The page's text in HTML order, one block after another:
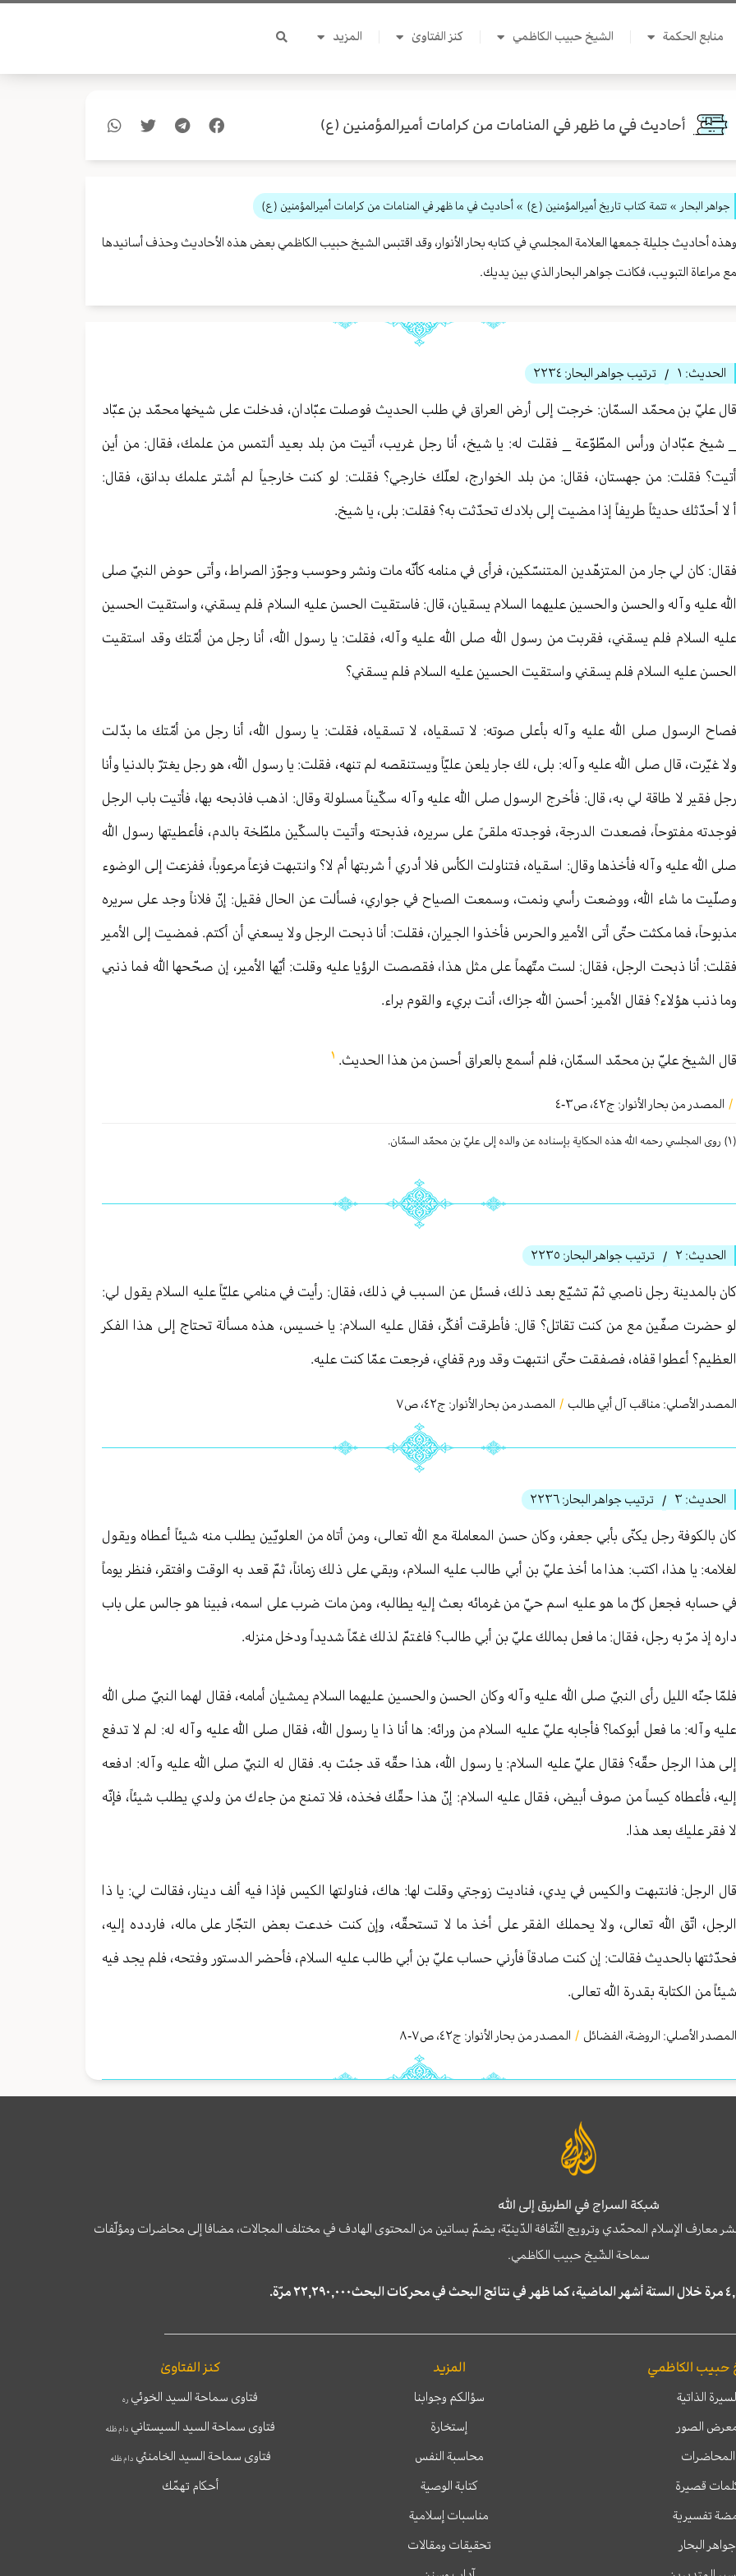
منابع الحكمة الشيخ حبيب الكاظمي كنز الفتاوىٰ المزيد
أحاديث في ما ظهر في المنامات من كرامات أميرالمؤمنين (ع)
جواهر البحار » تتمة كتاب تاريخ أميرالمؤمنين (ع) » أحاديث في ما ظهر في المنامات من كرامات أميرالمؤمنين (ع)
وهذه أحاديث جليلة جمعها العلامة المجلسي في كتابه بحار الأنوار، وقد اقتبس الشيخ حبيب الكاظمي بعض هذه الأحاديث وحذف أسانيدها
مع مراعاة التبويب، فكانت جواهر البحار الذي بين يديك.
الحديث: ١ / ترتيب جواهر البحار: ٢٢٣٤
قال عليّ بن محمّد السمّان: خرجت إلى أرض العراق في طلب الحديث فوصلت عبّادان، فدخلت على شيخها محمّد بن عبّاد
_ شيخ عبّادان ورأس المطّوّعة _ فقلت له: يا شيخ، أنا رجل غريب، أتيت من بلد بعيد ألتمس من علمك، فقال: من أين
أتيت؟ فقلت: من جهستان، فقال: من بلد الخوارج، لعلّك خارجي؟ فقلت: لو كنت خارجياً لم أشتر علمك بدانق، فقال:
أ لا أحدّثك حديثاً طريفاً إذا مضيت إلى بلادك تحدّثت به؟ فقلت: بلى، يا شيخ.
فقال: كان لي جار من المتزهّدين المتنسّكين، فرأى في منامه كأنّه مات ونشر وحوسب وجوّز الصراط، وأتى حوض النبيّ صلى
الله عليه وآله والحسن والحسين عليهما السلام يسقيان، قال: فاستقيت الحسن عليه السلام فلم يسقني، واستقيت الحسين
عليه السلام فلم يسقني، فقربت من رسول الله صلى الله عليه وآله، فقلت: يا رسول الله، أنا رجل من أمّتك وقد استقيت
الحسن عليه السلام فلم يسقني واستقيت الحسين عليه السلام فلم يسقني؟
فصاح الرسول صلى الله عليه وآله بأعلى صوته: لا تسقياه، لا تسقياه، فقلت: يا رسول الله، أنا رجل من أمّتك ما بدّلت
ولا غيّرت، قال صلى الله عليه وآله: بلى، لك جار يلعن عليّاً ويستنقصه لم تنهه، فقلت: يا رسول الله، هو رجل يغترّ بالدنيا وأنا
رجل فقير لا طاقة لي به، قال: فأخرج الرسول صلى الله عليه وآله سكّيناً مسلولة وقال: اذهب فاذبحه بها، فأتيت باب الرجل
فوجدته مفتوحاً، فصعدت الدرجة، فوجدته ملقىً على سريره، فذبحته وأتيت بالسكّين ملطّخة بالدم، فأعطيتها رسول الله
صلى الله عليه وآله فأخذها وقال: اسقياه، فتناولت الكأس فلا أدري أ شربتها أم لا؟ وانتبهت فزعاً مرعوباً، ففزعت إلى الوضوء
وصلّيت ما شاء الله، ووضعت رأسي ونمت، وسمعت الصياح في جواري، فسألت عن الحال فقيل: إنّ فلاناً وجد على سريره
مذبوحاً، فما مكثت حتّى أتى الأمير والحرس فأخذوا الجيران، فقلت: أنا ذبحت الرجل ولا يسعني أن أكتم. فمضيت إلى الأمير
فقلت: أنا ذبحت الرجل، فقال: لست متّهماً على مثل هذا، فقصصت الرؤيا عليه وقلت: أيّها الأمير، إن صحّحها الله فما ذنبي
وما ذنب هؤلاء؟ فقال الأمير: أحسن الله جزاك، أنت بريء والقوم براء.
قال الشيخ عليّ بن محمّد السمّان، فلم أسمع بالعراق أحسن من هذا الحديث.
/ المصدر من بحار الأنوار: ج٤٢، ص٣-٤
(١) روی المجلسي رحمه الله هذه الحكایة بإسناده عن والده إلی عليّ بن محمّد السمّان.
الحديث: ٢ / ترتيب جواهر البحار: ٢٢٣٥
كان بالمدينة رجل ناصبي ثمّ تشيّع بعد ذلك، فسئل عن السبب في ذلك، فقال: رأيت في منامي عليّاً عليه السلام يقول لي:
لو حضرت صفّين مع من كنت تقاتل؟ قال: فأطرقت أفكّر، فقال عليه السلام: يا خسيس، هذه مسألة تحتاج إلى هذا الفكر
العظيم؟ أعطوا قفاه، فصفقت حتّى انتبهت وقد ورم قفاي، فرجعت عمّا كنت عليه.
المصدر الأصلي: مناقب آل أبي طالب / المصدر من بحار الأنوار: ج٤٢، ص٧
الحديث: ٣ / ترتيب جواهر البحار: ٢٢٣٦
كان بالكوفة رجل يكنّى بأبي جعفر، وكان حسن المعاملة مع الله تعالی، ومن أتاه من العلويّين يطلب منه شيئاً أعطاه ويقول
لغلامه: يا هذا، اكتب: هذا ما أخذ عليّ بن أبي طالب عليه السلام، وبقي على ذلك زماناً، ثمّ قعد به الوقت وافتقر، فنظر يوماً
في حسابه فجعل كلّ ما هو عليه اسم حيّ من غرمائه بعث إليه يطالبه، ومن مات ضرب على اسمه، فبينا هو جالس على باب
داره إذ مرّ به رجل، فقال: ما فعل بمالك عليّ بن أبي طالب؟ فاغتمّ لذلك غمّاً شديداً ودخل منزله.
فلمّا جنّه الليل رأى النبيّ صلى الله عليه وآله وكان الحسن والحسين عليهما السلام يمشيان أمامه، فقال لهما النبيّ صلى الله
عليه وآله: ما فعل أبوكما؟ فأجابه عليّ عليه السلام من ورائه: ها أنا ذا يا رسول الله، فقال صلى الله عليه وآله له: لم لا تدفع
إلى هذا الرجل حقّه؟ فقال عليّ عليه السلام: يا رسول الله، هذا حقّه قد جئت به. فقال له النبيّ صلى الله عليه وآله: ادفعه
إليه، فأعطاه كيساً من صوف أبيض، فقال عليه السلام: إنّ هذا حقّك فخذه، فلا تمنع من جاءك من ولدي يطلب شيئاً، فإنّه
لا فقر عليك بعد هذا.
قال الرجل: فانتبهت والكيس في يدي، فناديت زوجتي وقلت لها: هاك، فناولتها الكيس فإذا فيه ألف دينار، فقالت لي: يا ذا
الرجل، اتّق الله تعالى، ولا يحملك الفقر على أخذ ما لا تستحقّه، وإن كنت خدعت بعض التجّار على ماله، فاردده إليه،
فحدّثتها بالحديث فقالت: إن كنت صادقاً فأرني حساب عليّ بن أبي طالب عليه السلام، فأحضر الدستور وفتحه، فلم يجد فيه
شيئاً من الكتابة بقدرة الله تعالی.
المصدر الأصلي: الروضة، الفضائل / المصدر من بحار الأنوار: ج٤٢، ص٧-٨
شبكة السراج في الطريق إلى الله
معارف الإسلام المحمّدي وترويج الثّقافة الدّينيّة، يضمّ بساتين من المحتوى الهادف في مختلف المجالات، مضافا إلى محاضرات ومؤلّفات
سماحة الشّيخ حبيب الكاظمي.
حبيب الكاظمي
الذاتية
الصور
المحاضرات
قصيرة
تفسيرية
جواهر البحار
المزيد
سؤالكم وجوابنا
إستخارة
محاسبة النفس
كتابة الوصية
مناسبات إسلامية
تحقيقات ومقالات
كنز الفتاوىٰ
فتاوى سماحة السيد الخوئي ره
فتاوى سماحة السيد السيستاني دام ظله
فتاوى سماحة السيد الخامنئيدام ظله
أحكام تهمّك